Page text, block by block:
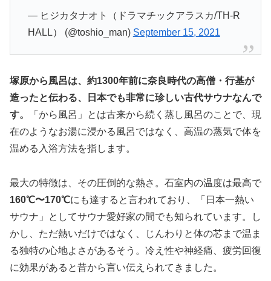
— ヒジカタナオト（ドラマチックアラスカ/TH-R
HALL） (@toshio_man) September 15, 2021
塚原から風呂は、約1300年前に奈良時代の高僧・行基が
造ったと伝わる、日本でも非常に珍しい古代サウナなんで
す。
「から風呂」とは古来から続く蒸し風呂のことで、現
在のようなお湯に浸かる風呂ではなく、高温の蒸気で体を
温める入浴方法を指します。
最大の特徴は、その圧倒的な熱さ。石室内の温度は最高で
160℃〜170℃にも達すると言われており、「日本一熱い
サウナ」としてサウナ愛好家の間でも知られています。し
かし、ただ熱いだけではなく、じんわりと体の芯まで温ま
る独特の心地よさがあるそう。冷え性や神経痛、疲労回復
に効果があると昔から言い伝えられてきました。